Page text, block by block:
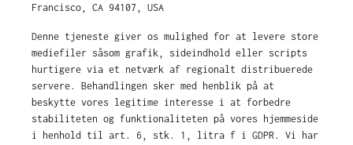
Francisco, CA 94107, USA
Denne tjeneste giver os mulighed for at levere store
mediefiler såsom grafik, sideindhold eller scripts
hurtigere via et netværk af regionalt distribuerede
servere. Behandlingen sker med henblik på at
beskytte vores legitime interesse i at forbedre
stabiliteten og funktionaliteten på vores hjemmeside
i henhold til art. 6, stk. 1, litra f i GDPR. Vi har